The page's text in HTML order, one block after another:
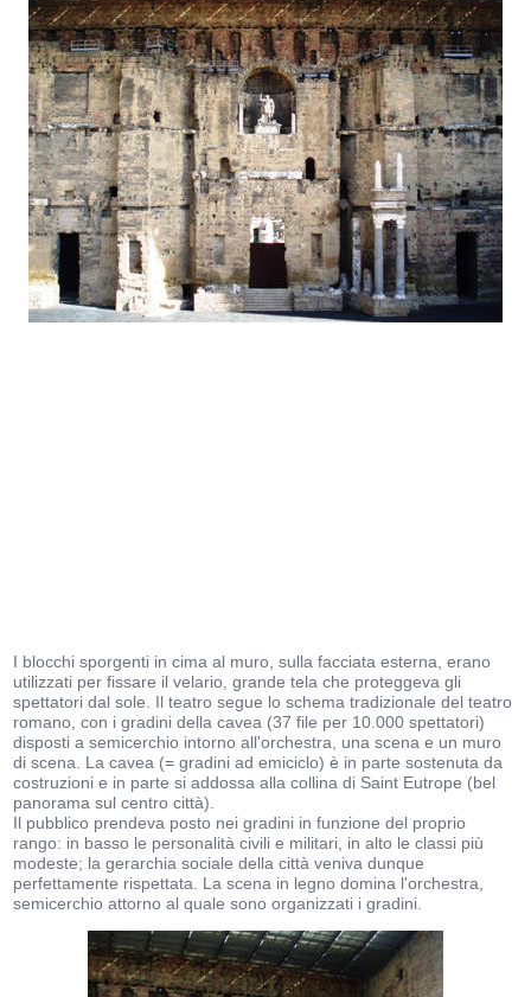
I blocchi sporgenti in cima al muro, sulla facciata esterna, erano
utilizzati per fissare il velario, grande tela che proteggeva gli
spettatori dal sole. Il teatro segue lo schema tradizionale del teatro
romano, con i gradini della cavea (37 file per 10.000 spettatori)
disposti a semicerchio intorno all'orchestra, una scena e un muro
di scena. La cavea (= gradini ad emiciclo) è in parte sostenuta da
costruzioni e in parte si addossa alla collina di Saint Eutrope (bel
panorama sul centro città).
Il pubblico prendeva posto nei gradini in funzione del proprio
rango: in basso le personalità civili e militari, in alto le classi più
modeste; la gerarchia sociale della città veniva dunque
perfettamente rispettata. La scena in legno domina l'orchestra,
semicerchio attorno al quale sono organizzati i gradini.